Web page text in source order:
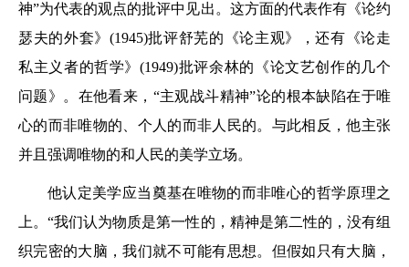
神”为代表的观点的批评中见出。这方面的代表作有《论约
瑟夫的外套》(1945)批评舒芜的《论主观》，还有《论走
私主义者的哲学》(1949)批评余林的《论文艺创作的几个
问题》。在他看来，“主观战斗精神”论的根本缺陷在于唯
心的而非唯物的、个人的而非人民的。与此相反，他主张
并且强调唯物的和人民的美学立场。
他认定美学应当奠基在唯物的而非唯心的哲学原理之
上。“我们认为物质是第一性的，精神是第二性的，没有组
织完密的大脑，我们就不可能有思想。但假如只有大脑，